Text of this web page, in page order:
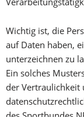
Wichtig ist, die
auf Daten haben,
unterzeichnen zu
Ein solches
der Vertraulichkeit